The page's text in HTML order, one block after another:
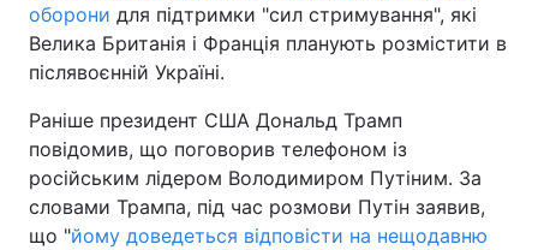
оборони для підтримки "сил стримування", які
Велика Британія і Франція планують розмістити в
післявоєнній Україні.
Раніше президент США Дональд Трамп
повідомив, що поговорив телефоном із
російським лідером Володимиром Путіним. За
словами Трампа, під час розмови Путін заявив,
що "йому доведеться відповісти на нещодавню